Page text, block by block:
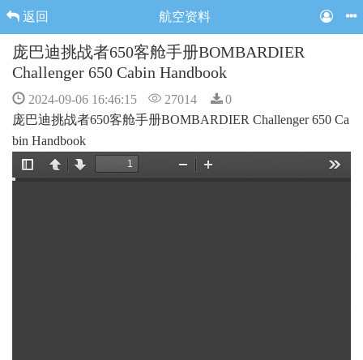
返回 航空资料
庞巴迪挑战者650客舱手册BOMBARDIER
Challenger 650 Cabin Handbook
2024-09-06 16:46:15 27014
0
庞巴迪挑战者650客舱手册BOMBARDIER Challenger 650 Ca
bin Handbook